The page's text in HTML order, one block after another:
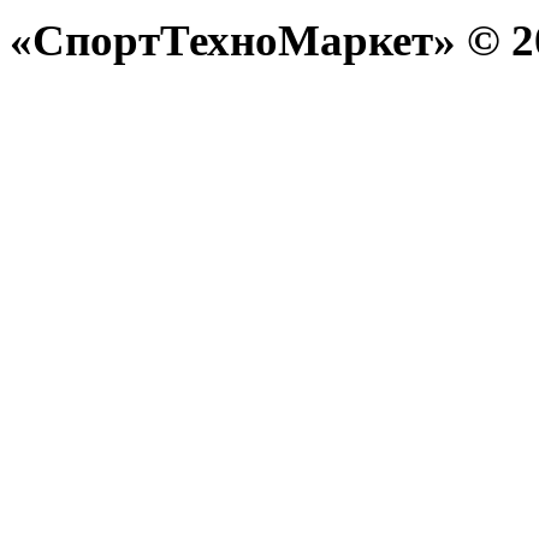
«СпортТехноМаркет» ©